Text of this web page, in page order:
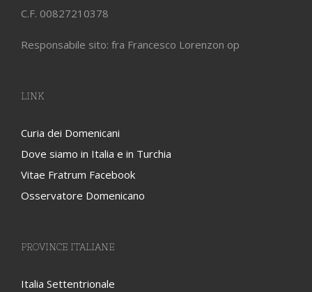
C.F. 00827210378
Responsabile sito: fra Francesco Lorenzon op
LINK
Curia dei Domenicani
Dove siamo in Italia e in Turchia
Vitae Fratrum Facebook
Osservatore Domenicano
PROVINCE ITALIANE
Italia Settentrionale